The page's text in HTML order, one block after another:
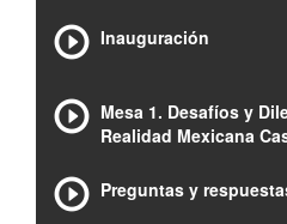
Inauguración
Mesa 1. Desafíos y
Realidad Mexicana
Preguntas y